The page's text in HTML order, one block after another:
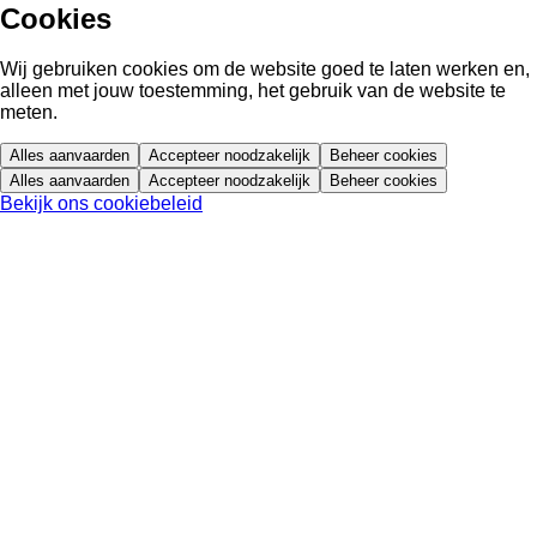
Cookies
Wij gebruiken cookies om de website goed te laten werken en,
alleen met jouw toestemming, het gebruik van de website te
meten.
Alles aanvaarden Accepteer noodzakelijk
Beheer cookies
Alles aanvaarden
Accepteer noodzakelijk Beheer cookies
Bekijk ons cookiebeleid